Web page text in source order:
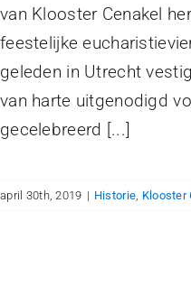
van Klooster Cenakel
feestelijke
geleden in Utrecht
van harte uitgenodigd
gecelebreerd [...]
april 30th, 2019 | Historie, Klooster